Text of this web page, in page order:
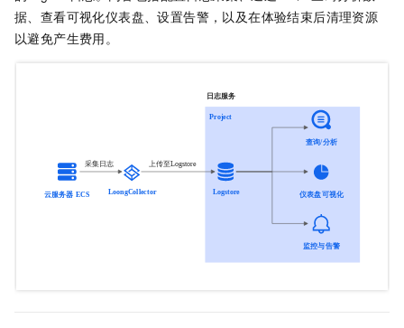
据、查看可视化仪表盘、设置告警，以及在体验结束后清理资源
以避免产生费用。